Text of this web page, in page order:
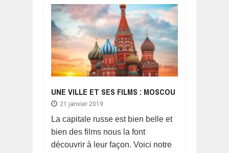
UNE VILLE ET SES FILMS : MOSCOU
21 janvier 2019
La capitale russe est bien belle et
bien des films nous la font
découvrir à leur façon. Voici notre